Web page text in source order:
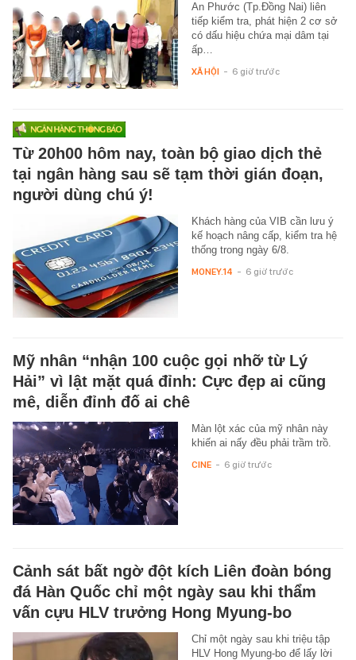
An Phước (Tp.Đồng Nai) liên
tiếp kiểm tra, phát hiện 2 cơ sở
có dấu hiệu chứa mại dâm tại
ấp…
XÃ HỘI - 6 giờ trước
Từ 20h00 hôm nay, toàn bộ giao dịch thẻ
tại ngân hàng sau sẽ tạm thời gián đoạn,
người dùng chú ý!
Khách hàng của VIB cần lưu ý
kế hoạch nâng cấp, kiểm tra hệ
thống trong ngày 6/8.
MONEY.14 - 6 giờ trước
Mỹ nhân “nhận 100 cuộc gọi nhỡ từ Lý
Hải” vì lật mặt quá đỉnh: Cực đẹp ai cũng
mê, diễn đỉnh đố ai chê
Màn lột xác của mỹ nhân này
khiến ai nấy đều phải trầm trồ.
CINE - 6 giờ trước
Cảnh sát bất ngờ đột kích Liên đoàn bóng
đá Hàn Quốc chỉ một ngày sau khi thẩm
vấn cựu HLV trưởng Hong Myung-bo
Chỉ một ngày sau khi triệu tập
HLV Hong Myung-bo để lấy lời